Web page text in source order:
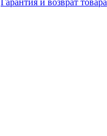
Гарантия и возврат товара